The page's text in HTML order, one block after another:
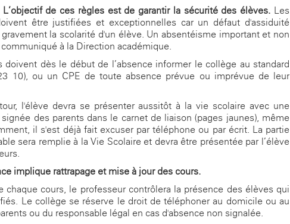
L’objectif de ces règles est de garantir la sécurité des élèves. Les
être justifiées et exceptionnelles car un défaut d'assiduité
la scolarité d'un élève. Un absentéisme important et non
à la Direction académique.
doivent dès le début de l’absence informer le collège au standard
10), ou un CPE de toute absence prévue ou imprévue de leur
l'élève devra se présenter aussitôt à la vie scolaire avec une
des parents dans le carnet de liaison (pages jaunes), même
il s'est déjà fait excuser par téléphone ou par écrit. La partie
sera remplie à la Vie Scolaire et devra être présentée par l’élève
implique rattrapage et mise à jour des cours.
chaque cours, le professeur contrôlera la présence des élèves qui
Le collège se réserve le droit de téléphoner au domicile ou au
ou du responsable légal en cas d'absence non signalée.